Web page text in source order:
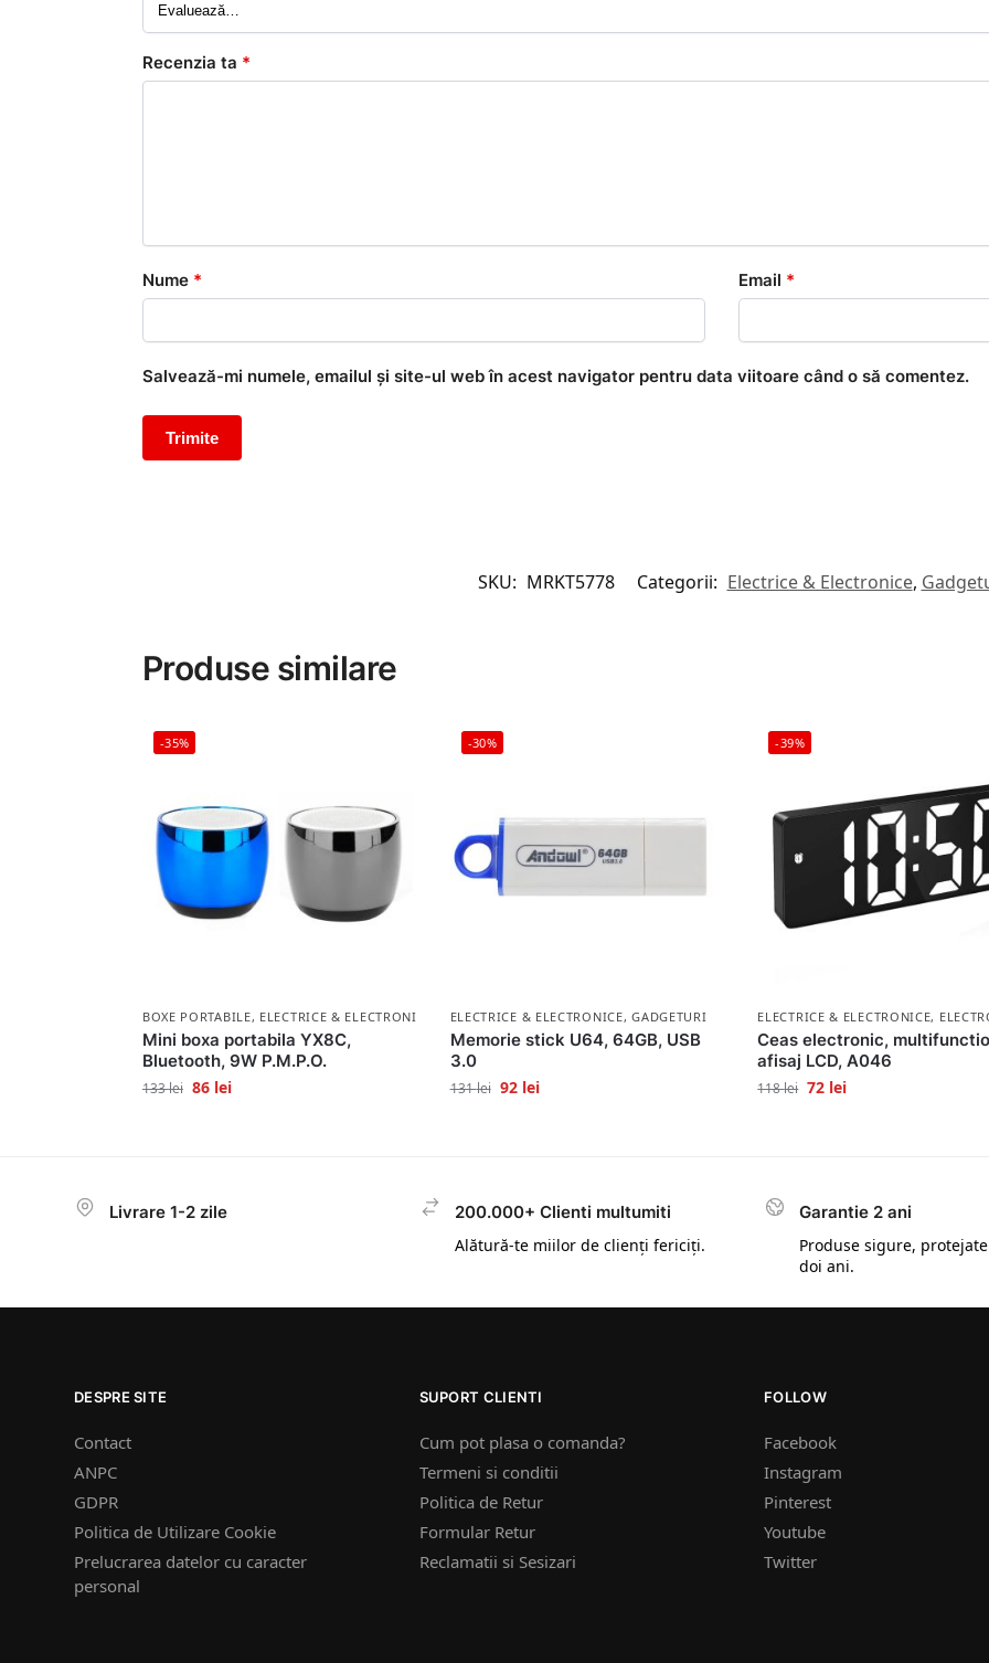
Recenzia ta *
Nume * Email *
Salvează-mi numele, emailul și site-ul web în acest navigator pentru data viitoare când o să comentez.
SKU: MRKT5778 Categorii: Electrice & Electronice,
Produse similare
-35%
BOXE PORTABILE, ELECTRICE & ELECTRONICE
Mini boxa portabila YX8C,
Bluetooth, 9W P.M.P.O.
133lei 86 lei
-30%
ELECTRICE & ELECTRONICE,GADGETURI
Memorie stick U64, 64GB, USB
3.0
131lei 92 lei
-39%
ELECTRICE & ELECTRONICE,
Ceas electronic,
afisaj LCD, A046
118lei 72 lei
Livrare 1-2 zile
200.000+ Clienti multumiti
Alătură-te miilor de clienți fericiți.
Garantie 2 ani
Produse sigure,
doi ani.
DESPRE SITE
Contact
ANPC
GDPR
Politica de Utilizare Cookie
Prelucrarea datelor cu caracter
personal
SUPORT CLIENTI
Cum pot plasa o comanda?
Termeni si conditii
Politica de Retur
Formular Retur
Reclamatii si Sesizari
FOLLOW
Facebook
Instagram
Pinterest
Youtube
Twitter